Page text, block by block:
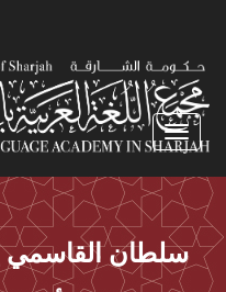
Toggle navigation
سلطان القاسمي